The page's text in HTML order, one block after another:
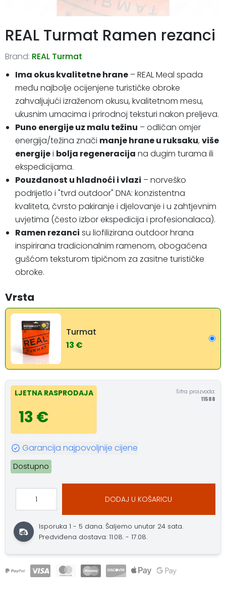
REAL Turmat Ramen rezanci
Brand: REAL Turmat
Ima okus kvalitetne hrane – REAL Meal spada
među najbolje ocijenjene turističke obroke
zahvaljujući izraženom okusu, kvalitetnom mesu,
ukusnim umacima i prirodnoj teksturi nakon preljeva.
Puno energije uz malu težinu – odličan omjer
energija/težina znači manje hrane u ruksaku, više
energijei bolja regeneracija na dugim turama ili
ekspedicijama.
Pouzdanost u hladnoći i vlazi – norveško
podrijetlo i "tvrd outdoor" DNA: konzistentna
kvaliteta, čvrsto pakiranje i djelovanje i u zahtjevnim
uvjetima (često izbor ekspedicija i profesionalaca).
Ramen rezanci su liofilizirana outdoor hrana
inspirirana tradicionalnim ramenom, obogaćena
gušćom teksturom tipičnom za zasitne turističke
obroke.
Vrsta
Turmat
13 €
LJETNA RASPRODAJA
13 €
Šifra proizvoda:
11588
Garancija najpovoljnije cijene
Dostupno
DODAJ U KOŠARICU
Isporuka 1 - 5 dana.Šaljemo unutar 24 sata.
Predviđena dostava: 11.08. - 17.08.